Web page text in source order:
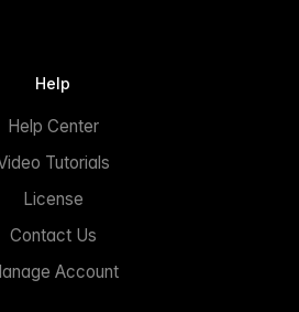
Help
Help Center
Tutorials
License
Contact Us
Account